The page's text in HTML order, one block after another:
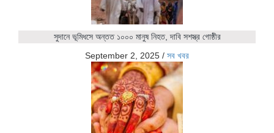
সুদানে ভূমিধসে অন্তত ১০০০ মানুষ নিহত, দাবি সশস্ত্র গোষ্ঠীর
September 2, 2025 / সব খবর